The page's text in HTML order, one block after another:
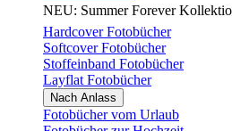
NEU: Summer Forever
Hardcover Fotobücher
Softcover Fotobücher
Stoffeinband Fotobücher
Layflat Fotobücher
Nach Anlass
Fotobücher vom Urlaub